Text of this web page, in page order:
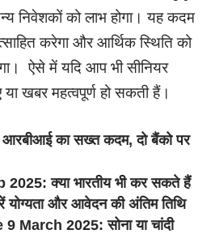
निवेशकों को लाभ होगा। यह कदम
करेगा और आर्थिक स्थिति को
ऐसे में यदि आप भी सीनियर
खबर महत्वपूर्ण हो सकती हैं।
का सख्त कदम, दो बैंको पर
क्या भारतीय भी कर सकते हैं
योग्यता और आवेदन की अंतिम तिथि
March 2025: सोना या चांदी